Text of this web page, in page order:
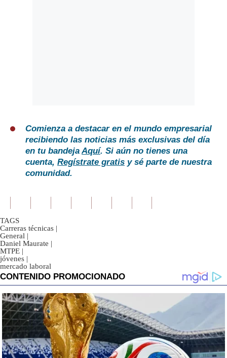
Comienza a destacar en el mundo empresarial
recibiendo las noticias más exclusivas del día
en tu bandejaAquí. Si aún no tienes una
cuenta, Regístrate gratis y sé parte de nuestra
comunidad.
TAGS
Carreras técnicas |
General |
Daniel Maurate |
MTPE |
jóvenes |
mercado laboral